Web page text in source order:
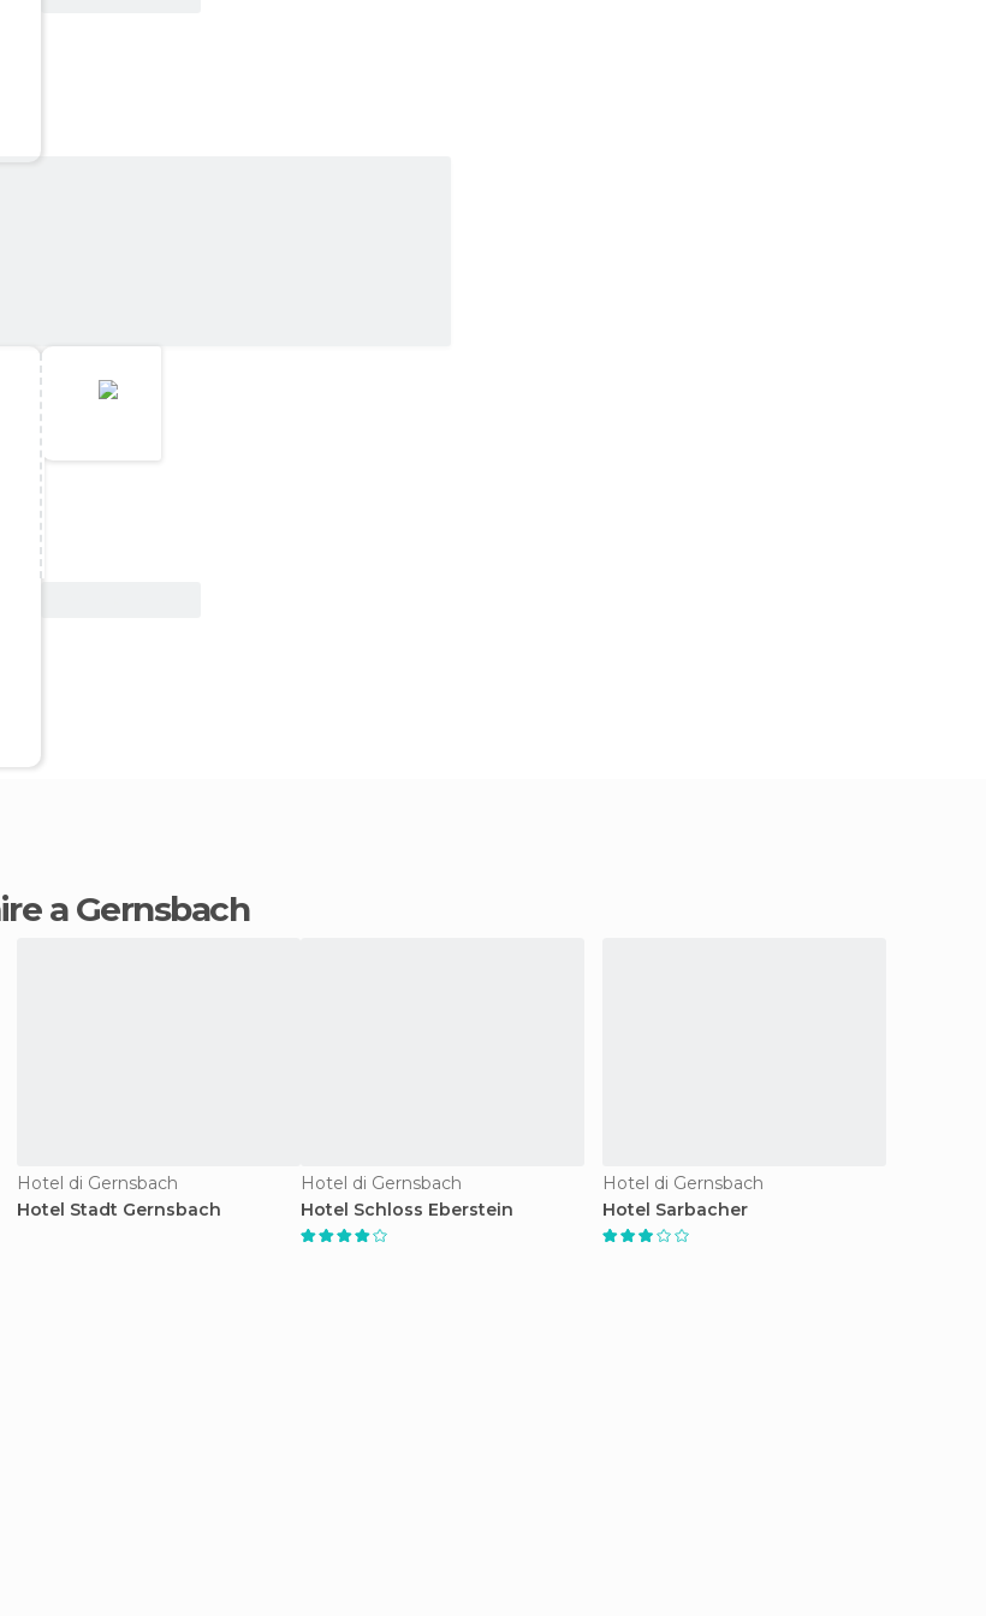
a Gernsbach
Hotel di Gernsbach
Hotel Stadt Gernsbach
Hotel di Gernsbach
Hotel Schloss Eberstein
Hotel di Gernsbach
Hotel Sarbacher